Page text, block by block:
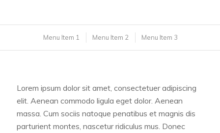
Menu Item 1 Menu Item 2 Menu Item 3
Lorem ipsum dolor sit amet, consectetuer adipiscing
elit. Aenean commodo ligula eget dolor. Aenean
massa. Cum sociis natoque penatibus et magnis dis
parturient montes, nascetur ridiculus mus. Donec